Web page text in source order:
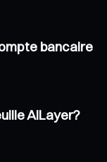
bancaire
AILayer?